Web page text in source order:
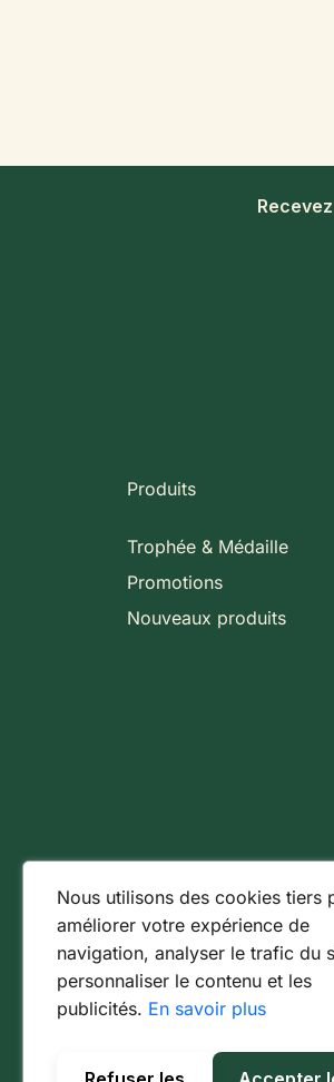
Produits
Trophée & Médaille
Promotions
Nouveaux produits
Toutes vos
Nous utilisons des cookies tiers
améliorer votre expérience de
navigation, analyser le trafic du
personnaliser le contenu et les
publicités. En savoir plus